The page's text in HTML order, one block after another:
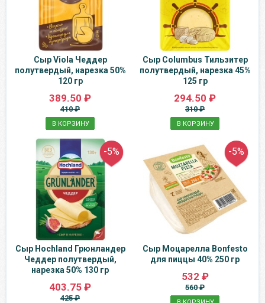
Сыр Viola Чеддер
полутвердый, нарезка 50%
120 гр
389.50 ₽
410 ₽
В КОРЗИНУ
Сыр Columbus Тильзитер
полутвердый, нарезка 45%
125 гр
294.50 ₽
310 ₽
В КОРЗИНУ
-5%
Сыр Hochland Грюнландер
Чеддер полутвердый,
нарезка 50% 130 гр
403.75 ₽
425 ₽
-5%
Сыр Моцарелла Bonfesto
для пиццы 40% 250 гр
532 ₽
560 ₽